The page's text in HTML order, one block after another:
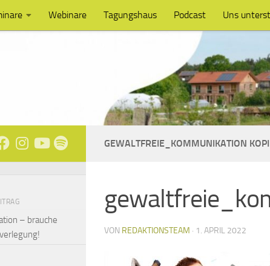
Webinare Tagungshaus Podcast Uns
GEWALTFREIE_KOMMUNIKATION
VON REDAKTIONSTEAM · 1. APRIL 2022
– brauche